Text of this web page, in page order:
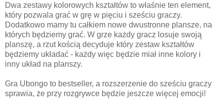
Dwa zestawy kolorowych kształtów to właśnie ten element,
który pozwala grać w grę w pięciu i sześciu graczy.
Dodatkowo mamy tu całkiem nowe dwustronne plansze, na
których będziemy grać. W grze każdy gracz losuje swoją
planszę, a rzut kością decyduje który zestaw kształtów
będziemy układać - każdy więc będzie miał inne kolory i
inny układ na planszy.
Gra Ubongo to bestseller, a rozszerzenie do sześciu graczy
sprawia, że przy rozgrywce będzie jeszcze więcej emocji!